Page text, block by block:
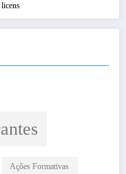
Ações Formativas